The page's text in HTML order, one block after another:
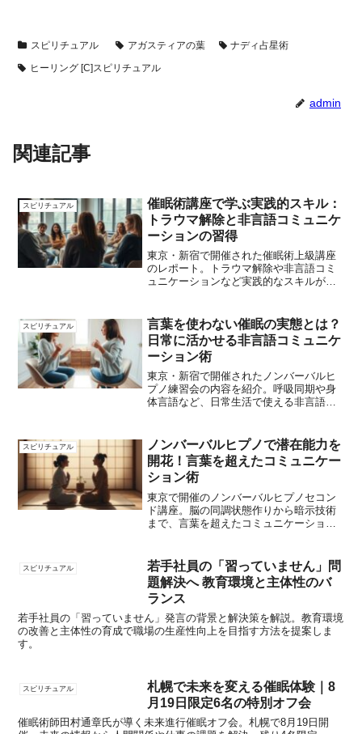
スピリチュアル アガスティアの葉
ナディ占星術
ヒーリング [C]スピリチュアル
admin
関連記事
スピリチュアル
催眠術講座で学ぶ実践的スキル：
トラウマ解除と非言語コミュニケ
ーションの習得
東京・新宿で開催された催眠術上級講座
のレポート。トラウマ解除や非言語コミ
ュニケーションなど実践的なスキルが学
スピリチュアル
言葉を使わない催眠の実態とは？
日常に活かせる非言語コミュニケ
ーション術
東京・新宿で開催されたノンバーバルヒ
プノ練習会の内容を紹介。呼吸同期や身
体言語など、日常生活で使える非言語コ
スピリチュアル
ノンバーバルヒプノで潜在能力を
開花！言葉を超えたコミュニケー
ション術
東京で開催のノンバーバルヒプノセコン
ド講座。脳の同調状態作りから暗示技術
まで、言葉を超えたコミュニケーション
プノセコンド,潜在能力,コミュニケーショ
ン
スピリチュアル
若手社員の「習っていません」問
題解決へ 教育環境と主体性のバ
ランス
若手社員の「習っていません」発言の背景と解決策を解説。教育環境
の改善と主体性の育成で職場の生産性向上を目指す方法を提案しま
す。
スピリチュアル
札幌で未来を変える催眠体験｜8
月19日限定6名の特別オフ会
催眠術師田村通章氏が導く未来進行催眠オフ会。札幌で8月19日開